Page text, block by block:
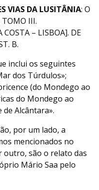
VIAS DA LUSITÂNIA: O
TOMO III.
COSTA – LISBOA]. DE
B.
inclui os seguintes
dos Túrdulos»;
(do Mondego ao
do Mondego ao
Alcântara».
por um lado, a
mencionados no
outro, são o relato das
Mário Saa pelo